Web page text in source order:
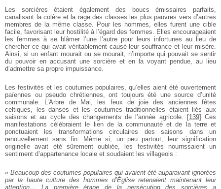
Les sorcières étaient également des boucs émissaires parfaits,
canalisant la colère et la rage des classes les plus pauvres vers d’autres
membres de la même classe. Pour les hommes, elles furent une cible
facile, favorisant leur hostilité à l’égard des femmes. Elles encourageaient
les femmes à se blâmer l’une l’autre pour leurs infortunes au lieu de
chercher ce qui avait véritablement causé leur souffrance et leur misère.
Ainsi, si un enfant mourait ou se mourait, n’importe qui pouvait se sentir
du pouvoir en accusant une sorcière et en la voyant pendue, au lieu
d’admettre sa propre impuissance.
Les festivités et les coutumes populaires, qu’elles aient été ouvertement
païennes ou pseudo chrétiennes, ont toujours été une source d’unité
communale. L’Arbre de Mai, les feux de joie des anciennes fêtes
celtiques, les danses et les coutumes traditionnelles étaient liés aux
saisons et au cycle des changements de l’année agricole.
[139] Ces
manifestations célébraient le lien de la communauté et de la terre et
ponctuaient les transformations circulaires des saisons dans un
renouvellement sans fin. Même si, un peu partout, leur signification
originelle avait été sûrement oubliée, les festivités nourrissaient un
sentiment d’appartenance locale et soudaient les villageois :
« Beaucoup des coutumes populaires qui avaient été auparavant ignorées
par la haute culture des hommes d’Église retenaient maintenant leur
attention… La première étape de la persécution des sorcières a